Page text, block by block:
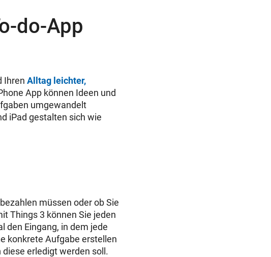
do-App
Ihren Alltag leichter,
App können Ideen und
umgewandelt
iPad gestalten sich wie
müssen oder ob Sie
Things 3 können Sie jeden
den Eingang, in dem jede
konkrete Aufgabe erstellen
erledigt werden soll.